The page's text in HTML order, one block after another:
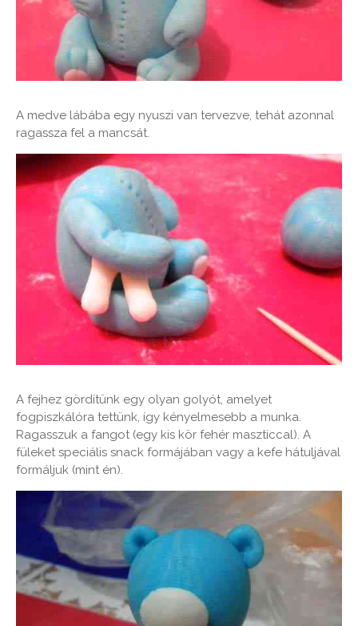
A medve lábába egy nyuszi van tervezve, tehát azonnal
ragassza fel a mancsát.
A fejhez gördítünk egy olyan golyót, amelyet
fogpiszkálóra tettünk, így kényelmesebb a munka.
Ragasszuk a fangot (egy kis kör fehér maszticcal). A
füleket speciális snack formájában vagy a kefe hátuljával
formáljuk (mint én).